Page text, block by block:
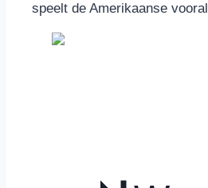
speelt de Amerikaanse